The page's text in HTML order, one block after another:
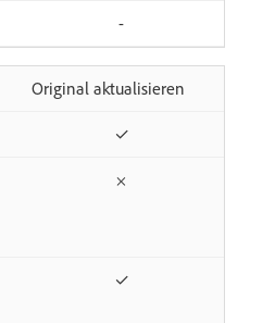
-
Original aktualisieren
✓
×
✓